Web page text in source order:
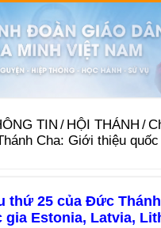
TIN / HỘI THÁNH /
Cha: Giới thiệu
thứ 25 của Đức
Estonia, Latvia,